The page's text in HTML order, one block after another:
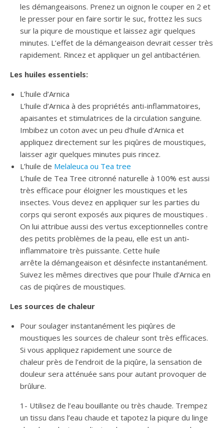
les démangeaisons. Prenez un oignon le couper en 2 et
le presser pour en faire sortir le suc, frottez les sucs
sur la piqure de moustique et laissez agir quelques
minutes. L’effet de la démangeaison devrait cesser très
rapidement. Rincez et appliquer un gel antibactérien.
Les huiles essentiels:
L’huile d’Arnica
L’huile d’Arnica à des propriétés anti-inflammatoires,
apaisantes et stimulatrices de la circulation sanguine.
Imbibez un coton avec un peu d’huile d’Arnica et
appliquez directement sur les piqûres de moustiques,
laisser agir quelques minutes puis rincez.
L’huile de Melaleuca ou Tea tree
L’huile de Tea Tree citronné naturelle à 100% est aussi
très efficace pour éloigner les moustiques et les
insectes. Vous devez en appliquer sur les parties du
corps qui seront exposés aux piqures de moustiques .
On lui attribue aussi des vertus exceptionnelles contre
des petits problèmes de la peau, elle est un anti-
inflammatoire très puissante. Cette huile
arrête la démangeaison et désinfecte instantanément.
Suivez les mêmes directives que pour l’huile d’Arnica en
cas de piqûres de moustiques.
Les sources de chaleur
Pour soulager instantanément les piqûres de
moustiques les sources de chaleur sont très efficaces.
Si vous appliquez rapidement une source de
chaleur près de l’endroit de la piqûre, la sensation de
douleur sera atténuée sans pour autant provoquer de
brûlure.
1- Utilisez de l’eau bouillante ou très chaude. Trempez
un tissu dans l’eau chaude et tapotez la piqure du linge